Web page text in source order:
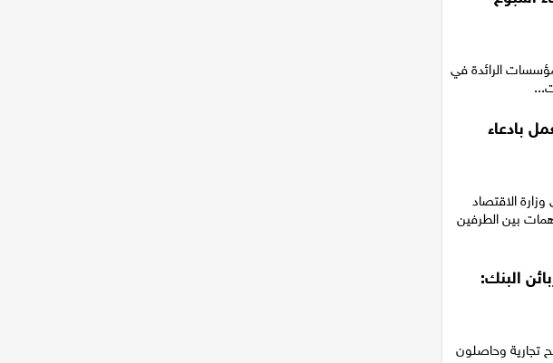
الرائدة في
بادعاء
الاقتصاد
بين الطرفين
البنك:
تجارية وحاصلون